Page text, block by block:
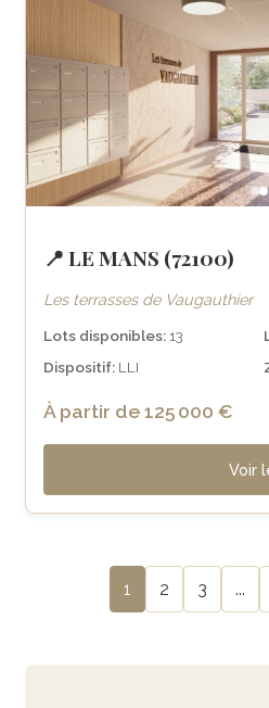
📍 LE MANS (72100)
Les terrasses de Vaugauthier
Lots disponibles: 13
Dispositif: LLI
À partir de 125 000 €
Voir
1 2 3 ...